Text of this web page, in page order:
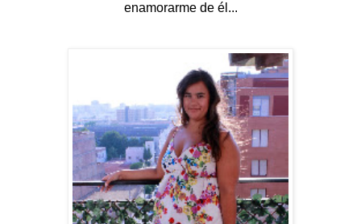
enamorarme de él...